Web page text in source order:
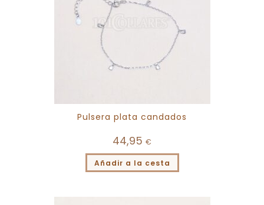
Pulsera plata candados
44,95 €
Añadir a la cesta